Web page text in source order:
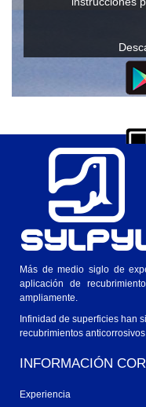
Más de medio siglo de
aplicación de
ampliamente.
Infinidad de superficies han
recubrimientos
INFORMACIÓN
Experiencia